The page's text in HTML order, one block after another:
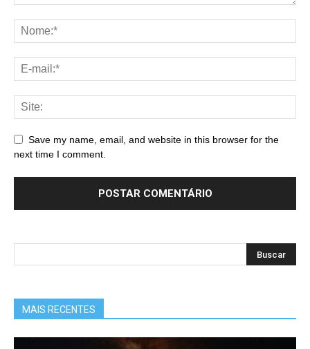
Save my name, email, and website in this browser for the
next time I comment.
MAIS RECENTES